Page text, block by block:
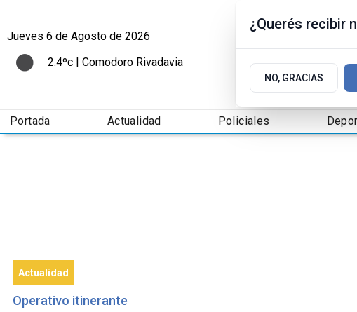
Jueves 6 de Agosto de 2026
2.4ºc | Comodoro Rivadavia
Portada Actualidad Policiales
Actualidad
Operativo itinerante
¿Querés recibir
NO, GRACIAS